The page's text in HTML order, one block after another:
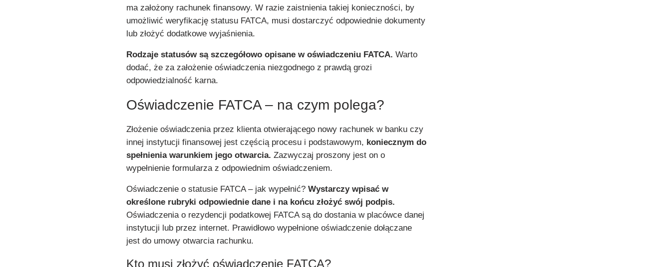
ma założony rachunek finansowy. W razie zaistnienia takiej konieczności, by
umożliwić weryfikację statusu FATCA, musi dostarczyć odpowiednie dokumenty
lub złożyć dodatkowe wyjaśnienia.
Rodzaje statusów są szczegółowo opisane w oświadczeniu FATCA.Warto
dodać, że za założenie oświadczenia niezgodnego z prawdą grozi
odpowiedzialność karna.
Oświadczenie FATCA – na czym polega?
Złożenie oświadczenia przez klienta otwierającego nowy rachunek w banku czy
innej instytucji finansowej jest częścią procesu i podstawowym, koniecznym do
spełnienia warunkiem jego otwarcia. Zazwyczaj proszony jest on o
wypełnienie formularza z odpowiednim oświadczeniem.
Oświadczenie o statusie FATCA – jak wypełnić?Wystarczy wpisać w
określone rubryki odpowiednie dane i na końcu złożyć swój podpis.
Oświadczenia o rezydencji podatkowej FATCA są do dostania w placówce danej
instytucji lub przez internet. Prawidłowo wypełnione oświadczenie dołączane
jest do umowy otwarcia rachunku.
Kto musi złożyć oświadczenie FATCA?